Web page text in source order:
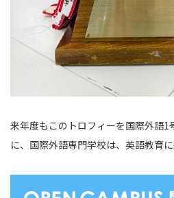
来年度もこのトロフィーを国際外語1
に、国際外語専門学校は、英語教育に